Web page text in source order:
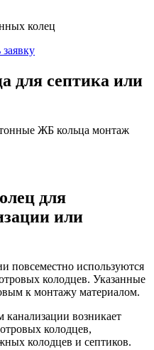
колец
для септика или
для
или
повсеместно используются
колодцев. Указанные
к монтажу материалом.
канализации возникает
колодцев,
колодцев и септиков.